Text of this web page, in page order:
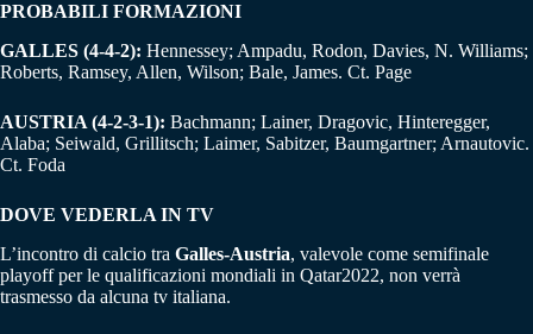
PROBABILI FORMAZIONI
GALLES (4-4-2): Hennessey; Ampadu, Rodon, Davies, N. Williams;
Roberts, Ramsey, Allen, Wilson; Bale, James. Ct. Page
AUSTRIA (4-2-3-1): Bachmann; Lainer, Dragovic, Hinteregger,
Alaba; Seiwald, Grillitsch; Laimer, Sabitzer, Baumgartner; Arnautovic.
Ct. Foda
DOVE VEDERLA IN TV
L’incontro di calcio tra Galles-Austria, valevole come semifinale
playoff per le qualificazioni mondiali in Qatar2022, non verrà
trasmesso da alcuna tv italiana.